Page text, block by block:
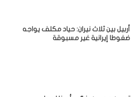
أربيل بين ثلاث نيران: حياد مكلف يواجه
ضغوطا إيرانية غير مسبوقة